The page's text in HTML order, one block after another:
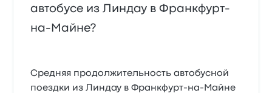
автобусе из Линдау в Франкфурт-
на-Майне?
Средняя продолжительность автобусной
поездки из Линдау в Франкфурт-на-Майне